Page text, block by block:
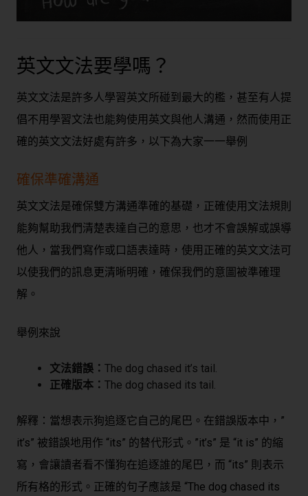
英文文法要學嗎？
英文文法是許多人學習英文所碰到最大的檻，甚至有人提
倡不用學習文法也能夠使用英文與他人溝通，然而使用正
確的英文文法好處有許多，以下為大家一一舉例
確保準確溝通
英文文法是確保雙方溝通準確的基礎，正確使用文法規則
能夠幫助我們清楚表達自己的意思，也才不會誤解或誤導
他人，當我們寫作或口語表達時，使用正確的英文文法可
以使我們的訊息更清晰明確，確保我們的意圖被準確理
解。
舉例來說
文法錯誤： The dog chased it’s tail.
正確版本： The dog chased its tail.
解釋：當想表示狗追逐它自己的尾巴。在錯誤版本中，”
it’s” 被錯誤地用作 “its” 的替代形式。”it’s” 是 “it is” 的縮
寫，會讓讀者看不懂狗在追逐誰的尾巴，而 “its” 則表示
所有格的形式。正確的句子應該是 “The dog chased its